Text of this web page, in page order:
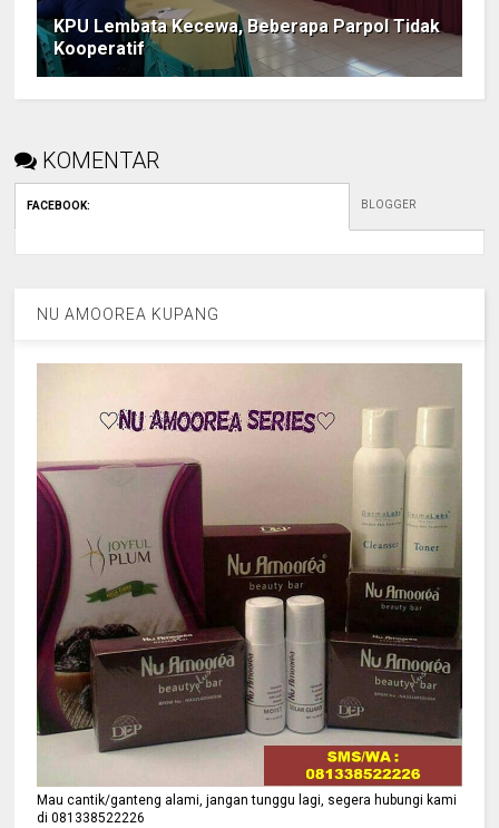
KPU Lembata Kecewa, Beberapa Parpol Tidak
Kooperatif
KOMENTAR
FACEBOOK: BLOGGER
NU AMOOREA KUPANG
Mau cantik/ganteng alami, jangan tunggu lagi, segera hubungi kami
di 081338522226